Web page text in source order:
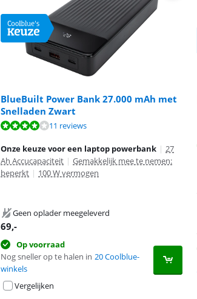
BlueBuilt Power Bank 27.000 mAh met
Snelladen Zwart
Beoordeling is 8,1 van de 10, gebaseerd op 11 reviews.
11 reviews
Onze keuze voor een laptop powerbank | 27
Ah Accucapaciteit | Gemakkelijk mee te nemen:
beperkt | 100 W vermogen
Geen oplader meegeleverd
69,-
Op voorraad
Nog sneller op te halen in 20 Coolblue-
winkels
Vergelijken
Beoordeling is 8,9 van de 10, gebaseerd op 10 reviews.